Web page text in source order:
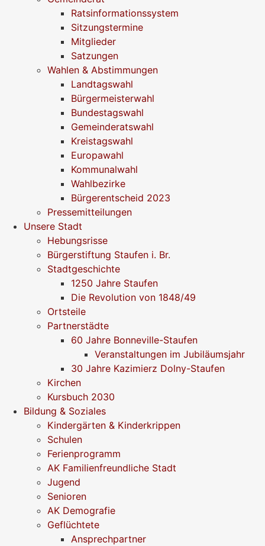
Ratsinformationssystem
Sitzungstermine
Mitglieder
Satzungen
Wahlen & Abstimmungen
Landtagswahl
Bürgermeisterwahl
Bundestagswahl
Gemeinderatswahl
Kreistagswahl
Europawahl
Kommunalwahl
Wahlbezirke
Bürgerentscheid 2023
Pressemitteilungen
Unsere Stadt
Hebungsrisse
Bürgerstiftung Staufen i. Br.
Stadtgeschichte
1250 Jahre Staufen
Die Revolution von 1848/49
Ortsteile
Partnerstädte
60 Jahre Bonneville-Staufen
Veranstaltungen im Jubiläumsjahr
30 Jahre Kazimierz Dolny-Staufen
Kirchen
Kursbuch 2030
Bildung & Soziales
Kindergärten & Kinderkrippen
Schulen
Ferienprogramm
AK Familienfreundliche Stadt
Jugend
Senioren
AK Demografie
Geflüchtete
Ansprechpartner